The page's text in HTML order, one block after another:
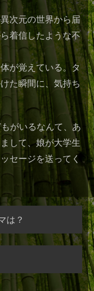
次元の世界から届
着信したような不
が覚えている。タ
た瞬間に、気持ち
がいるなんて、あ
して、娘が大学生
セージを送ってく
は？